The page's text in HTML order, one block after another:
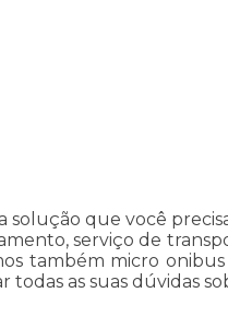
que você
serviço de
também micro
as suas dúvidas